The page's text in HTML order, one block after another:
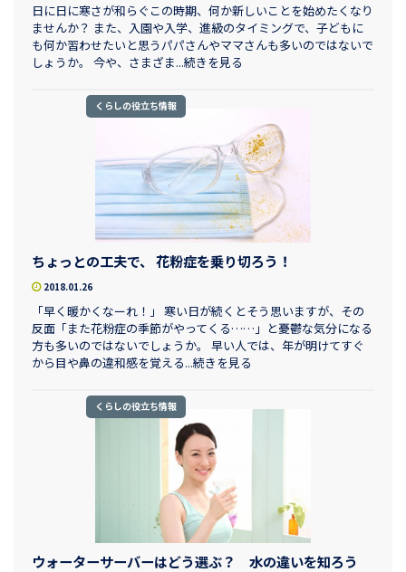
日に日に寒さが和らぐこの時期、何か新しいことを始めたくなり
ませんか？ また、入園や入学、進級のタイミングで、子どもに
も何か習わせたいと思うパパさんやママさんも多いのではないで
しょうか。 今や、さまざま...続きを見る
くらしの役立ち情報
ちょっとの工夫で、 花粉症を乗り切ろう！
2018.01.26
「早く暖かくなーれ！」 寒い日が続くとそう思いますが、その
反面「また花粉症の季節がやってくる……」と憂鬱な気分になる
方も多いのではないでしょうか。 早い人では、年が明けてすぐ
から目や鼻の違和感を覚える...続きを見る
くらしの役立ち情報
ウォーターサーバーはどう選ぶ？ 水の違いを知ろう